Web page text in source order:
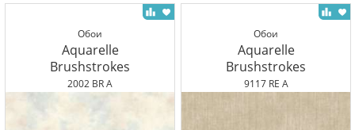
Обои
Aquarelle
Brushstrokes
2002 BR A
Обои
Aquarelle
Brushstrokes
9117 RE A